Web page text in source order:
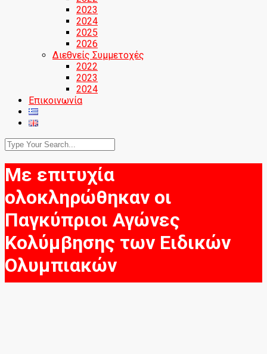
2023
2024
2025
2026
Διεθνείς Συμμετοχές
2022
2023
2024
Επικοινωνία
Με επιτυχία
ολοκληρώθηκαν οι
Παγκύπριοι Αγώνες
Κολύμβησης των Ειδικών
Ολυμπιακών